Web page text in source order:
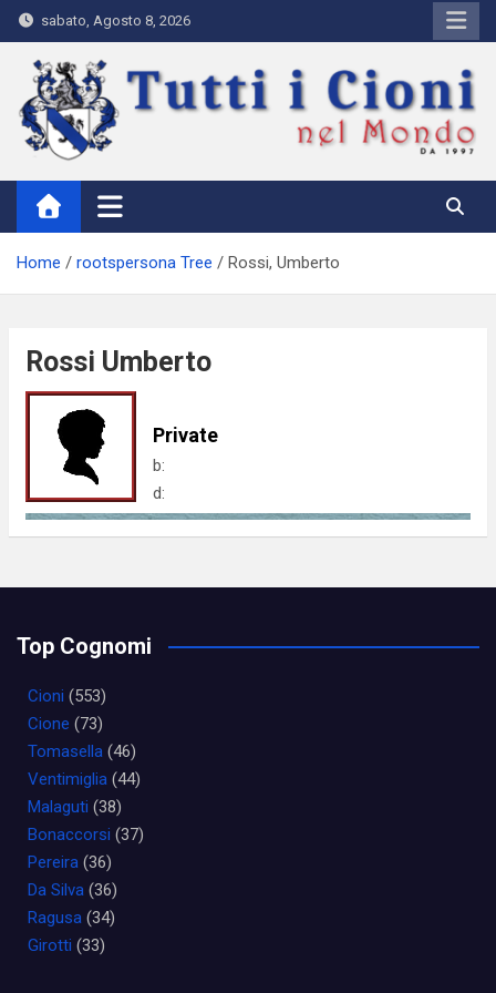
Skip
to
content
sabato, Agosto 8, 2026
Tutti i Cioni nel Mondo
Where Cioni`s come from
Home rootspersona Tree Rossi, Umberto
Rossi Umberto
Private
b:
d:
Top Cognomi
Cioni (553)
Cione (73)
Tomasella (46)
Ventimiglia (44)
Malaguti (38)
Bonaccorsi (37)
Pereira (36)
Da Silva (36)
Ragusa (34)
Girotti (33)